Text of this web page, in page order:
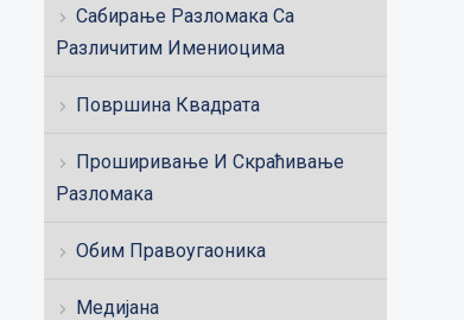
Сабирање Разломака Са
Различитим Имениоцима
Површина Квадрата
Проширивање И Скраћивање
Разломака
Обим Правоугаоника
Медијана